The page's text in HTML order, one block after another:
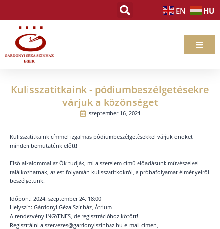
content
EN HU
Kulisszatitkaink - pódiumbeszélgetésekre
várjuk a közönséget
szeptember 16, 2024
Kulisszatitkaink címmel izgalmas pódiumbeszélgetésekkel várjuk önöket
minden bemutatónk előtt!
Első alkalommal az Ők tudják, mi a szerelem című előadásunk művészeivel
találkozhatnak, az est folyamán kulisszatitkokról, a próbafolyamat élményeiről
beszélgetünk.
Időpont: 2024. szeptember 24. 18:00
Helyszín: Gárdonyi Géza Színház, Átrium
A rendezvény INGYENES, de regisztrációhoz kötött!
Regisztrálni a szervezes@gardonyiszinhaz.hu e-mail címen,